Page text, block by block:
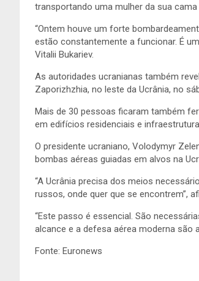
transportando uma mulher da sua
“Ontem houve um forte
estão constantemente a funcionar. É
Vitalii Bukariev.
As autoridades ucranianas também
Zaporizhzhia, no leste da Ucrânia, no
Mais de 30 pessoas ficaram também
em edifícios residenciais e
O presidente ucraniano, Volodymyr
bombas aéreas guiadas em alvos na
“A Ucrânia precisa dos meios
russos, onde quer que se encontrem”,
“Este passo é essencial. São
alcance e a defesa aérea moderna são
Fonte: Euronews